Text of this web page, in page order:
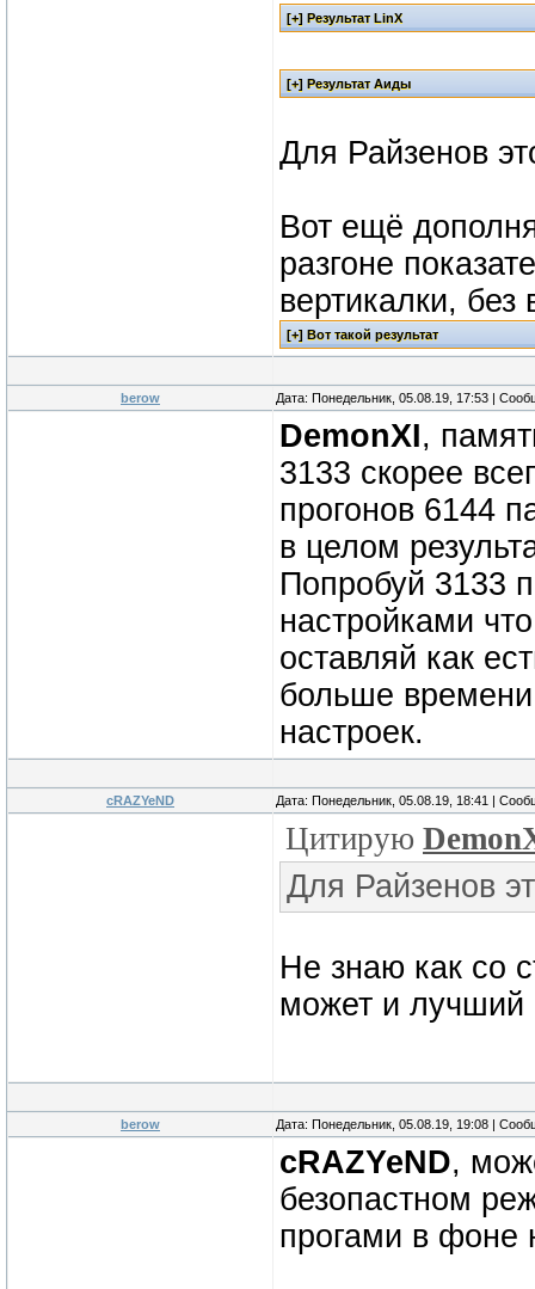
Для Райзенов
Вот ещё
разгоне
вертикалки, без
berow Дата: Понедельник, 05.08.19, 17:53 |
DemonXI,
3133 скорее
прогонов 6144
в целом
Попробуй 3133
настройками
оставляй как
больше
настроек.
cRAZYeND Дата: Понедельник, 05.08.19, 18:41 |
Цитирую
Для Райзенов
Не знаю как со
может и лучший
berow Дата: Понедельник, 05.08.19, 19:08 |
cRAZYeND,
безопастном
прогами в фоне